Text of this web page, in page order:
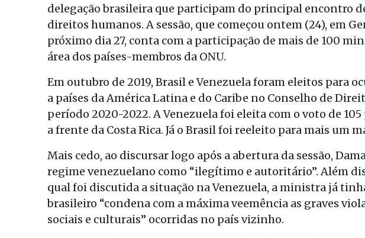
delegação brasileira que participam do principal encontro
direitos humanos. A sessão, que começou ontem (24), em
próximo dia 27, conta com a participação de mais de 100
área dos países-membros da ONU.
Em outubro de 2019, Brasil e Venezuela foram eleitos para
a países da América Latina e do Caribe no Conselho de
período 2020-2022. A Venezuela foi eleita com o voto de
a frente da Costa Rica. Já o Brasil foi reeleito para mais um
Mais cedo, ao discursar logo após a abertura da sessão,
regime venezuelano como “ilegítimo e autoritário”. Além
qual foi discutida a situação na Venezuela, a ministra já
brasileiro “condena com a máxima veemência as graves
sociais e culturais” ocorridas no país vizinho.